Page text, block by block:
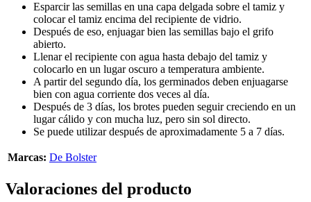
Esparcir las semillas en una capa delgada sobre el tamiz y
colocar el tamiz encima del recipiente de vidrio.
Después de eso, enjuagar bien las semillas bajo el grifo
abierto.
Llenar el recipiente con agua hasta debajo del tamiz y
colocarlo en un lugar oscuro a temperatura ambiente.
A partir del segundo día, los germinados deben enjuagarse
bien con agua corriente dos veces al día.
Después de 3 días, los brotes pueden seguir creciendo en un
lugar cálido y con mucha luz, pero sin sol directo.
Se puede utilizar después de aproximadamente 5 a 7 días.
Marcas: De Bolster
Valoraciones del producto